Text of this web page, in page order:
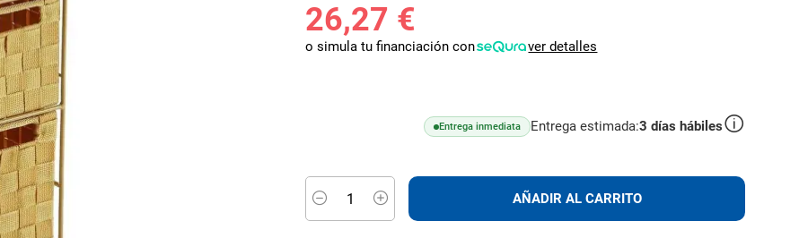
26,27 €
o simula tu financiación con ver detalles
Minus AÑADIR AL CARRITO
Entrega inmediata Entrega estimada:3 días hábiles